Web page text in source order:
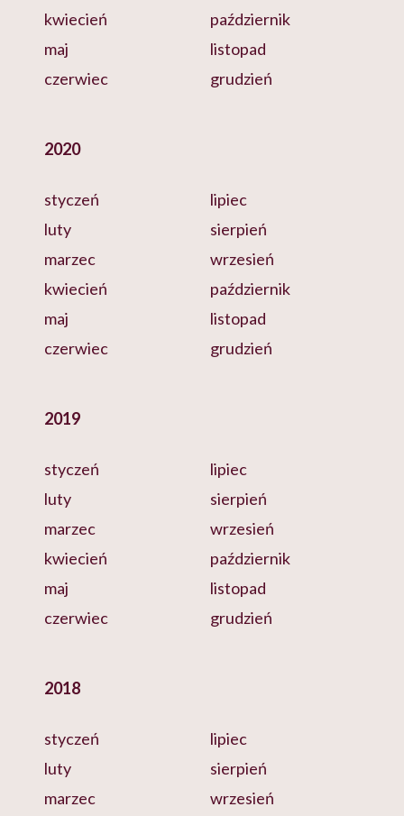
kwiecień
maj
czerwiec
październik
listopad
grudzień
2020
styczeń
luty
marzec
kwiecień
maj
czerwiec
lipiec
sierpień
wrzesień
październik
listopad
grudzień
2019
styczeń
luty
marzec
kwiecień
maj
czerwiec
lipiec
sierpień
wrzesień
październik
listopad
grudzień
2018
styczeń
luty
marzec
lipiec
sierpień
wrzesień